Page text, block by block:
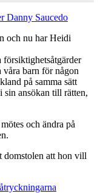
Danny Saucedo
och nu har Heidi
försiktighetsåtgärder
barn för någon
på samma sätt
ansökan till rätten,
och ändra på
domstolen att hon vill